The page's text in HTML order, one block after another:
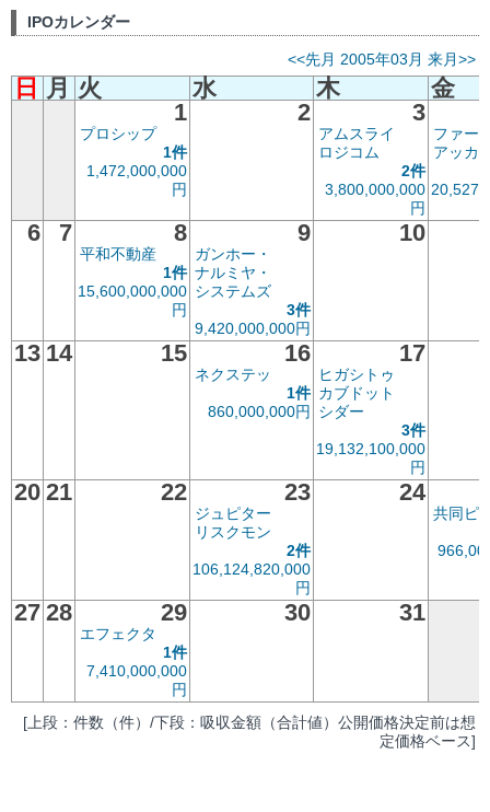
IPOカレンダー
<<先月 2005年03月 来月>>
日 月 火 水 木
金
1
プロシップ
1件
1,472,000,000
円
2 3
アムスライ
ロジコム
2件
3,800,000,000
円
ファー
アッカ
6 7 8
平和不動産
1件
15,600,000,000
円
9
ガンホー・
ナルミヤ・
システムズ
3件
9,420,000,000円
10
13 14 15 16
ネクステッ
1件
860,000,000円
17
ヒガシトゥ
カブドット
シダー
3件
19,132,100,000
円
20 21 22 23
ジュピター
リスクモン
2件
106,124,820,000
円
24
共同ピ
27 28 29
エフェクタ
1件
7,410,000,000
円
30 31
[上段：件数（件）/下段：吸収金額（合計値）公開価格決定前は想
定価格ベース]